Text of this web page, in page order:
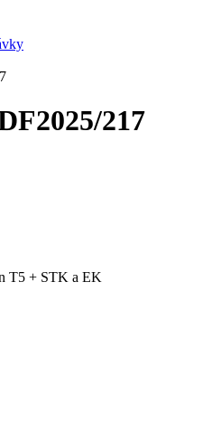
217
T5 + STK a EK